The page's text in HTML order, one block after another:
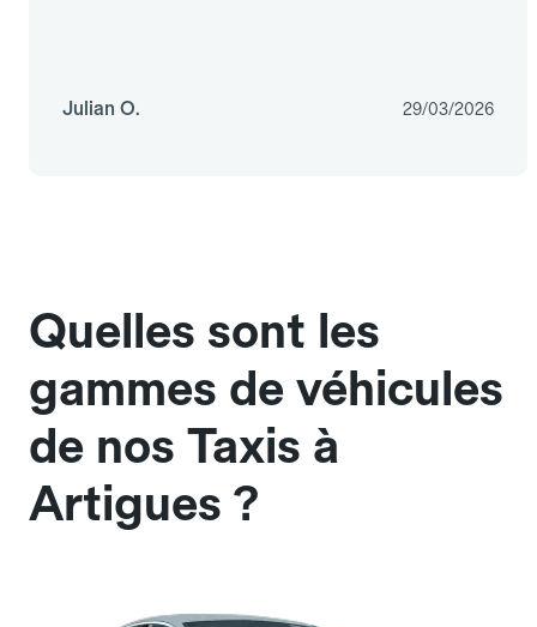
Julian O. 29/03/2026
Quelles sont les
gammes de véhicules
de nos Taxis à
Artigues ?